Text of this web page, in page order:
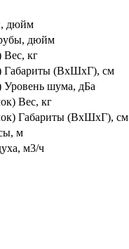
дюйм
дюйм
кг
Габариты (ВхШхГ), см
шума, дБа
Вес, кг
Габариты (ВхШхГ), см
м
м3/ч